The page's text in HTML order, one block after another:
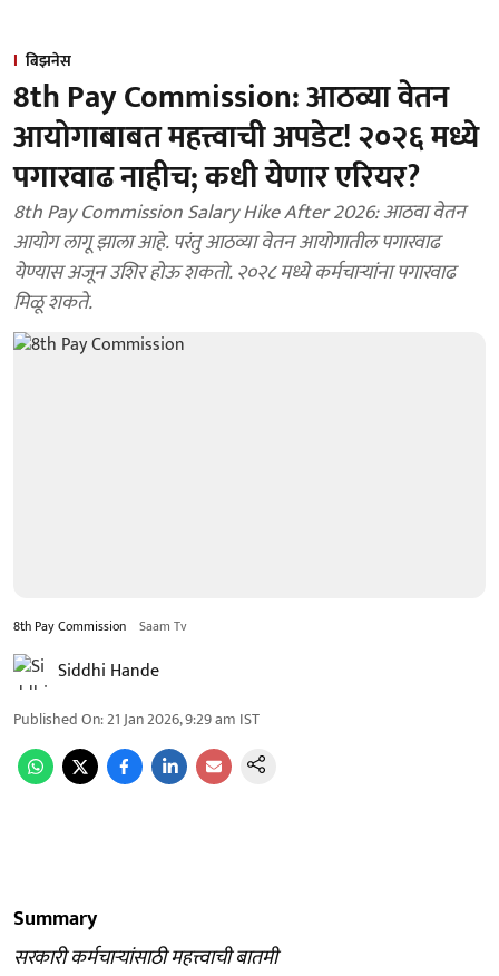
बिझनेस
8th Pay Commission: आठव्या वेतन
आयोगाबाबत महत्त्वाची अपडेट! २०२६ मध्ये
पगारवाढ नाहीच; कधी येणार एरियर?
8th Pay Commission Salary Hike After 2026: आठवा वेतन
आयोग लागू झाला आहे. परंतु आठव्या वेतन आयोगातील पगारवाढ
येण्यास अजून उशिर होऊ शकतो. २०२८ मध्ये कर्मचाऱ्यांना पगारवाढ
मिळू शकते.
8th Pay Commission Saam Tv
Siddhi Hande
Published On:21 Jan 2026, 9:29 am IST
Summary
सरकारी कर्मचाऱ्यांसाठी महत्त्वाची बातमी